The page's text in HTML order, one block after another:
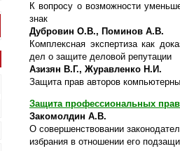
К вопросу о возможности
знак
Дубровин О.В., Поминов А.В.
Комплексная экспертиза как
дел о защите деловой репутации
Азизян В.Г., Журавленко Н.И.
Защита прав авторов
Защита профессиональных прав
Закомолдин А.В.
О совершенствовании
избрания в отношении его